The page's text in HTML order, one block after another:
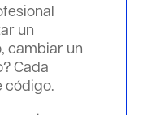
un
cambiar un
Cada
código.